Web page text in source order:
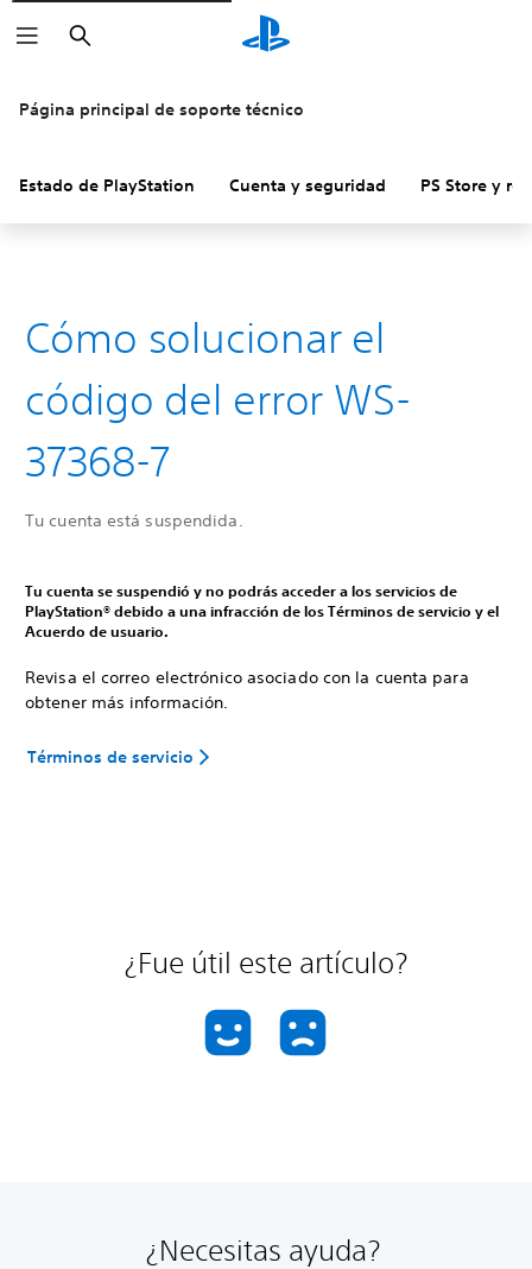
Buscar
Página principal de soporte técnico
Estado de PlayStation Cuenta y seguridad PS Store y
Cómo solucionar el
código del error WS-
37368-7
Tu cuenta está suspendida.
Tu cuenta se suspendió y no podrás acceder a los servicios de
PlayStation® debido a una infracción de los Términos de servicio y el
Acuerdo de usuario.
Revisa el correo electrónico asociado con la cuenta para
obtener más información.
Términos de servicio
¿Fue útil este artículo?
¿Necesitas ayuda?